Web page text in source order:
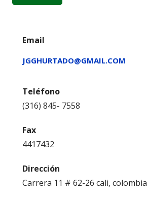
Email
JGGHURTADO@GMAIL.COM
Teléfono
(316) 845- 7558
Fax
4417432
Dirección
Carrera 11 # 62-26 cali, colombia